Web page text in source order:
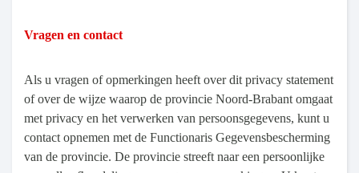
Vragen en contact
Als u vragen of opmerkingen heeft over dit privacy statement
of over de wijze waarop de provincie Noord-Brabant omgaat
met privacy en het verwerken van persoonsgegevens, kunt u
contact opnemen met de Functionaris Gegevensbescherming
van de provincie. De provincie streeft naar een persoonlijke